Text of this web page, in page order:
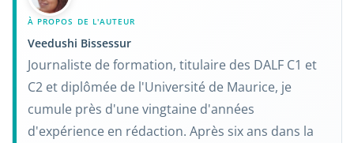
À PROPOS DE L'AUTEUR
Veedushi Bissessur
Journaliste de formation, titulaire des DALF C1 et
C2 et diplômée de l'Université de Maurice, je
cumule près d'une vingtaine d'années
d'expérience en rédaction. Après six ans dans la